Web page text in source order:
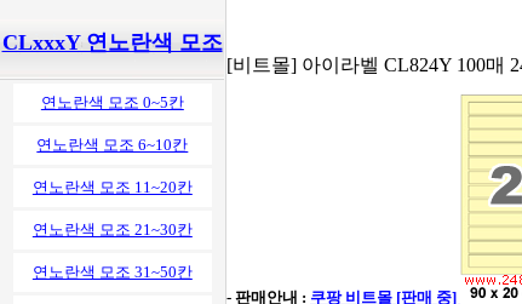
CLxxxY 연노란색 모조
연노란색 모조 0~5칸
연노란색 모조 6~10칸
연노란색 모조 11~20칸
연노란색 모조 21~30칸
연노란색 모조 31~50칸
[비트몰] 아이라벨 CL824Y 100매
- 판매안내 : 쿠팡 비트몰 [판매 중]